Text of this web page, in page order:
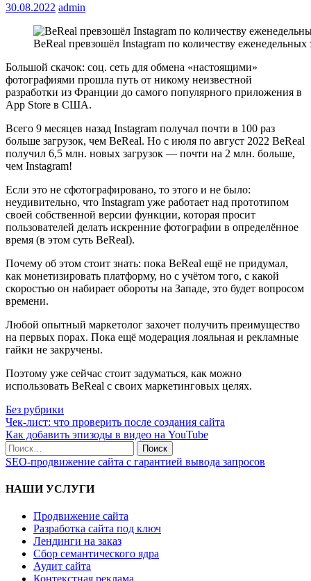
30.08.2022 admin
BeReal превзошёл Instagram по количеству еженедельных
Большой скачок: соц. сеть для обмена «настоящими»
фотографиями прошла путь от никому неизвестной
разработки из Франции до самого популярного приложения в
App Store в США.
Всего 9 месяцев назад Instagram получал почти в 100 раз
больше загрузок, чем BeReal. Но с июля по август 2022 BeReal
получил 6,5 млн. новых загрузок — почти на 2 млн. больше,
чем Instagram!
Если это не сфотографировано, то этого и не было:
неудивительно, что Instagram уже работает над прототипом
своей собственной версии функции, которая просит
пользователей делать искренние фотографии в определённое
время (в этом суть BeReal).
Почему об этом стоит знать: пока BeReal ещё не придумал,
как монетизировать платформу, но с учётом того, с какой
скоростью он набирает обороты на Западе, это будет вопросом
времени.
Любой опытный маркетолог захочет получить преимущество
на первых порах. Пока ещё модерация лояльная и рекламные
гайки не закручены.
Поэтому уже сейчас стоит задуматься, как можно
использовать BeReal с своих маркетинговых целях.
Без рубрики
Навигация
по
записям
Чек-лист: что проверить после создания сайта
Как добавить эпизоды в видео на YouTube
Поиск
по:
SEO-продвижение сайта с гарантией вывода запросов
НАШИ УСЛУГИ
Продвижение сайта
Разработка сайта под ключ
Лендинги на заказ
Сбор семантического ядра
Аудит сайта